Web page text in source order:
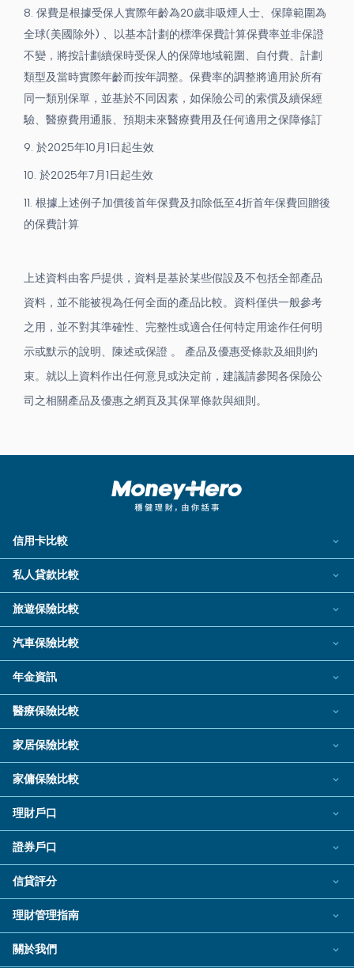
8. 保費是根據受保人實際年齡為20歲非吸煙人士、保障範圍為
全球(美國除外) 、以基本計劃的標準保費計算保費率並非保證
不變，將按計劃續保時受保人的保障地域範圍、自付費、計劃
類型及當時實際年齡而按年調整。保費率的調整將適用於所有
同一類別保單，並基於不同因素，如保險公司的索償及續保經
驗、醫療費用通脹、預期未來醫療費用及任何適用之保障修訂
9. 於2025年10月1日起生效
10. 於2025年7月1日起生效
11. 根據上述例子加價後首年保費及扣除低至4折首年保費回贈後
的保費計算
上述資料由客戶提供，資料是基於某些假設及不包括全部產品
資料，並不能被視為任何全面的產品比較。資料僅供一般參考
之用，並不對其準確性、完整性或適合任何特定用途作任何明
示或默示的說明、陳述或保證 。 產品及優惠受條款及細則約
束。就以上資料作出任何意見或決定前，建議請參閱各保險公
司之相關產品及優惠之網頁及其保單條款與細則。
信用卡比較
所有信用卡
熱門信用卡
飛行里數信用卡
八達通自動增值信用卡
機場貴賓室信用卡
網上購物信用卡
餐飲回贈信用卡
低門檻/學生信用卡
銀聯信用卡
電子錢包信用卡
尊尚信用卡
私人貸款比較
個人化貸款產品推介 🔥全新
私人貸款
熱門貸款
私人分期貸款
稅務貸款
財務公司貸款
結餘轉戶
汽車貸款
循環貸款/私人透支
中小企貸款
銀行貸款
小額貸款
旅遊保險比較
旅遊保險
新冠肺炎旅遊保險
日本旅遊保險及資訊
旅遊保險公司
旅遊保險指南
旅遊保險資料資源
汽車保險比較
汽車保險
電動車保險2026
年金資訊
年金資訊
醫療保險比較
自願醫保計劃
家居保險比較
家居保險
家傭保險比較
家傭保險
理財戶口
銀行戶口
定期存款
電子錢包
證券戶口
熱門投資戶口
港股證券戶口
新股認購服務
信貸評分
信貸評分指南
理財管理指南
BLOG
關於我們